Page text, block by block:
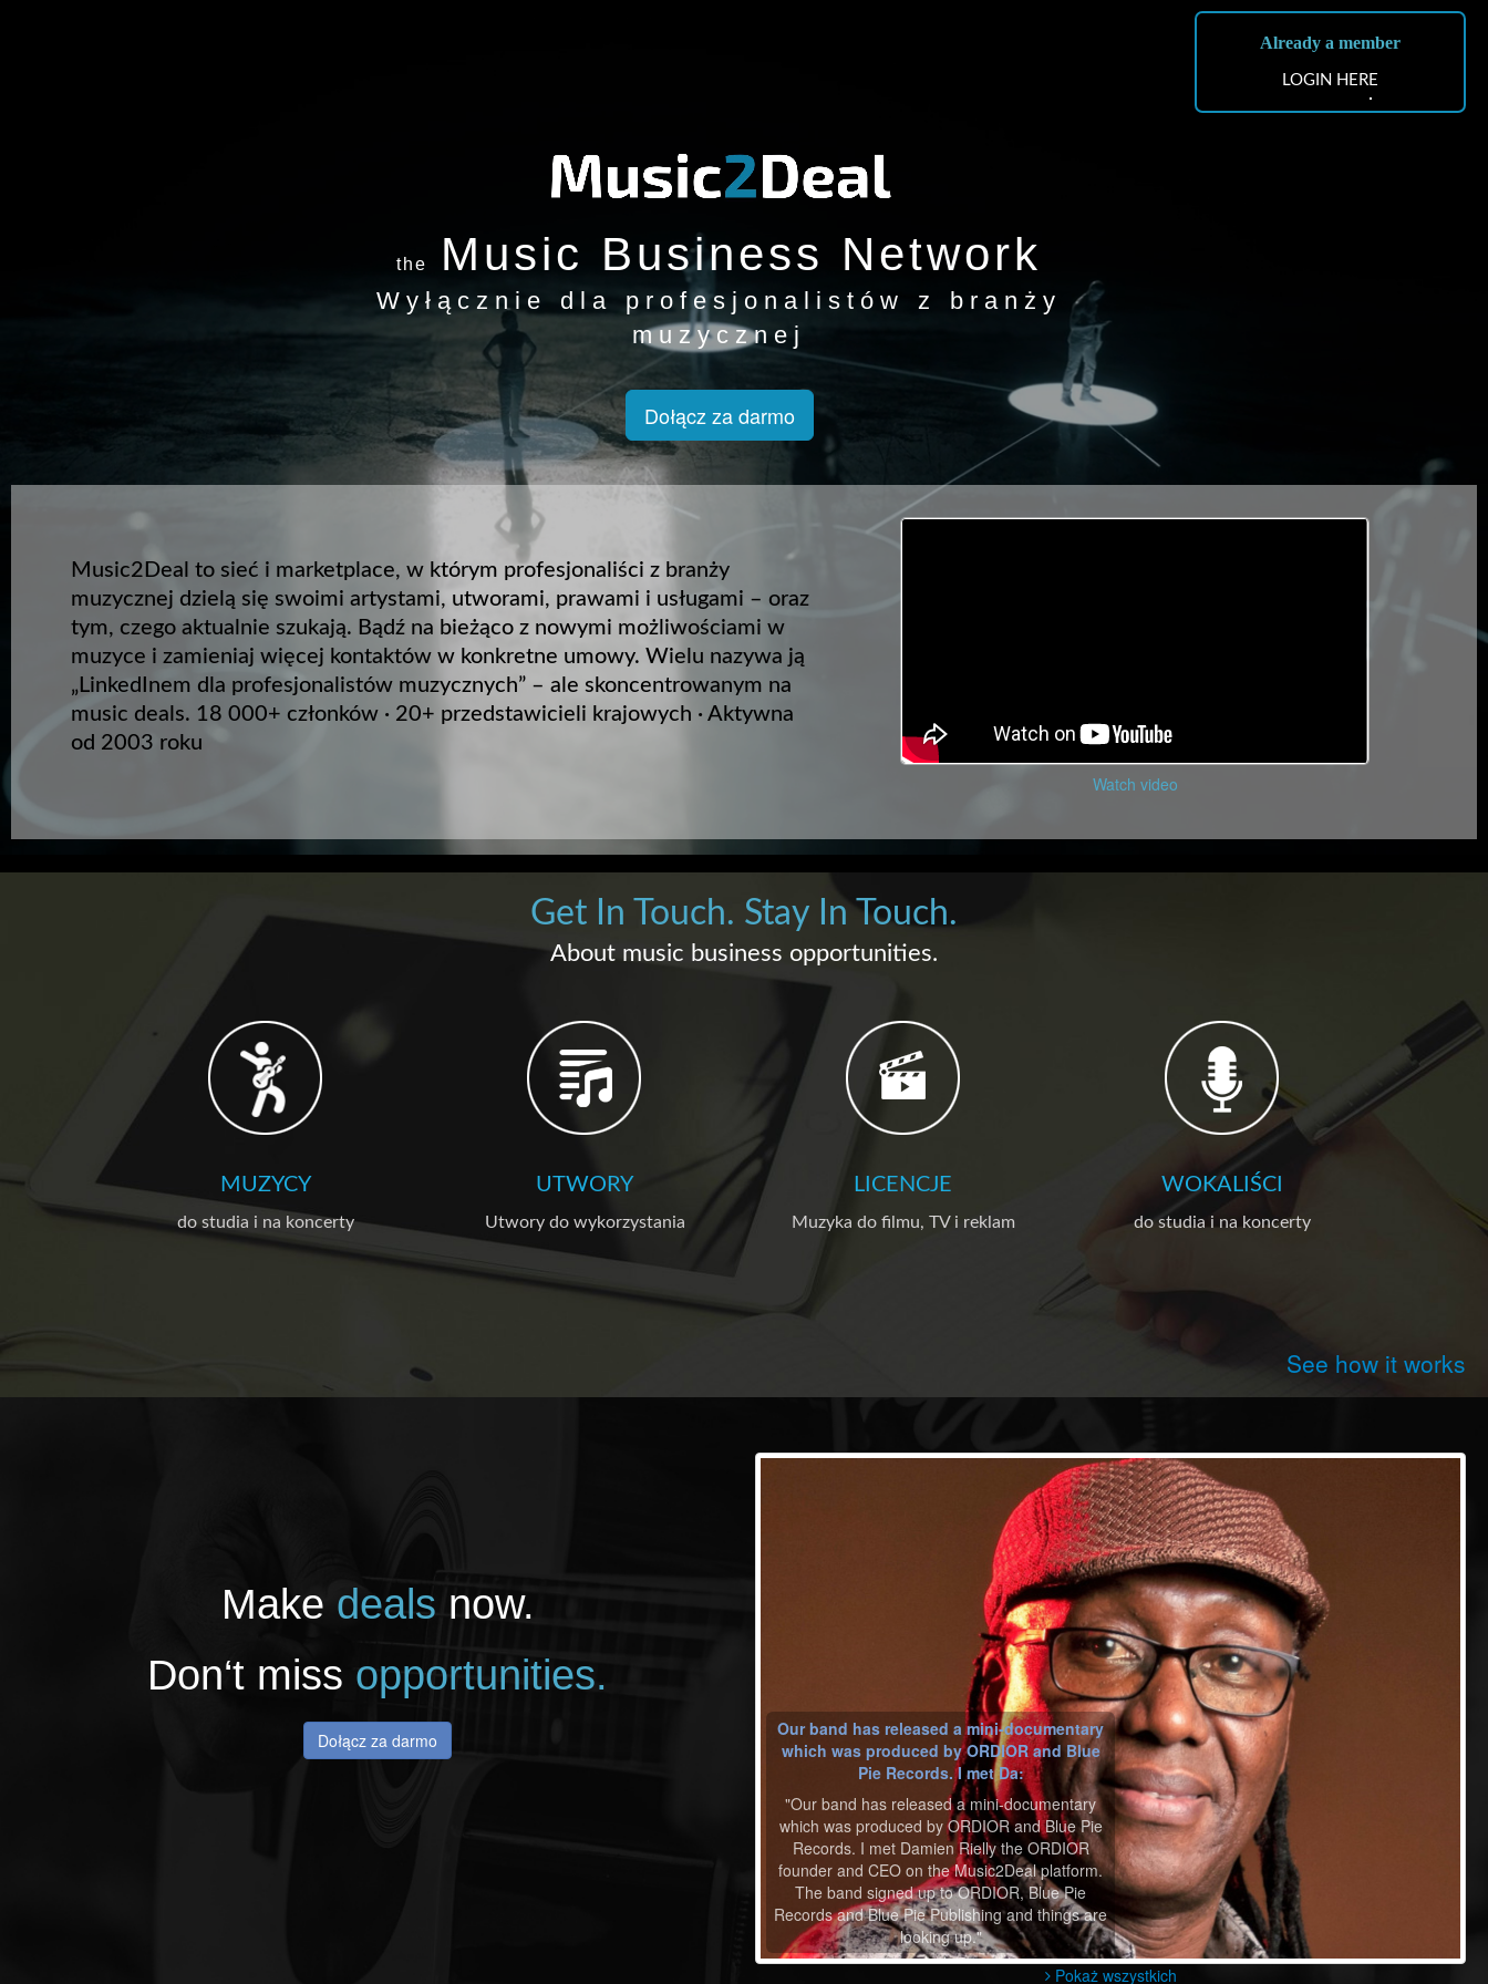
Already a member
LOGIN HERE
the Music Business Network
Wyłącznie dla profesjonalistów z branży
muzycznej
Dołącz za darmo
Music2Deal to sieć i marketplace, w którym profesjonaliści z branży
muzycznej dzielą się swoimi artystami, utworami, prawami i usługami – oraz
tym, czego aktualnie szukają. Bądź na bieżąco z nowymi możliwościami w
muzyce i zamieniaj więcej kontaktów w konkretne umowy. Wielu nazywa ją
„LinkedInem dla profesjonalistów muzycznych” – ale skoncentrowanym na
music deals. 18 000+ członków · 20+ przedstawicieli krajowych · Aktywna
od 2003 roku
Watch video
Get In Touch. Stay In Touch.
About music business opportunities.
MUZYCY
do studia i na koncerty
UTWORY
Utwory do wykorzystania
LICENCJE
Muzyka do filmu, TV i reklam
WOKALIŚCI
do studia i na koncerty
See how it works
Make deals now.
Don‘t miss opportunities.
Dołącz za darmo
Our band has released a mini-documentary
which was produced by ORDIOR and Blue
Pie Records. I met Da:
"Our band has released a mini-documentary
which was produced by ORDIOR and Blue Pie
Records. I met Damien Rielly the ORDIOR
founder and CEO on the Music2Deal platform.
The band signed up to ORDIOR, Blue Pie
Records and Blue Pie Publishing and things are
looking up."
Pokaż wszystkich